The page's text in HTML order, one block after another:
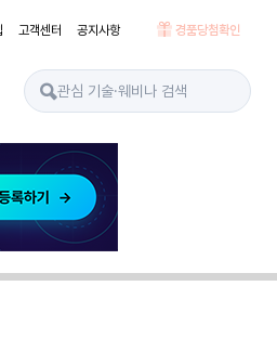
고객센터 공지사항 경품당첨확인